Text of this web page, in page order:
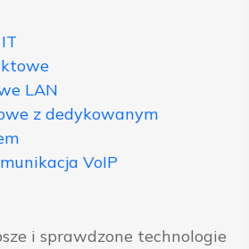
LAN
z dedykowanym
VoIP
i sprawdzone technologie